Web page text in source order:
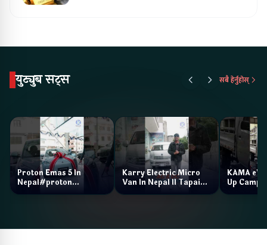
युट्युब सट्स सबै हेर्नुहोस्
Proton Emas 5 In
Nepal#proton
#protonemas5#protonnepal#evcarnepal
Karry Electric Micro
Van In Nepal II Tapaiko
Bazar II Jankari
KAMA eV
Up Camp